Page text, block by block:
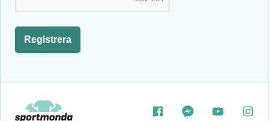
Registrera